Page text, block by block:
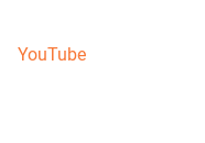
YouTube